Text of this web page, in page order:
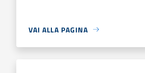
VAI ALLA PAGINA